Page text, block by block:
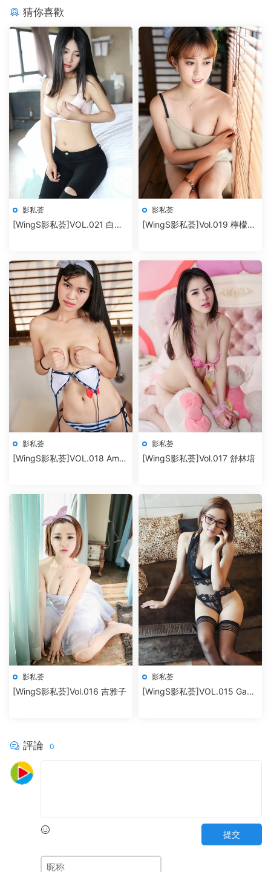
猜你喜歡
影私荟
[WingS影私荟]VOL.021 白微
影私荟
[WingS影私荟]Vol.019 檸檬
影私荟
[WingS影私荟]VOL.018 Amor
影私荟
[WingS影私荟]Vol.017 舒林培
影私荟
[WingS影私荟]Vol.016 吉雅子
影私荟
[WingS影私荟]VOL.015 Gaea
評論 0
提交